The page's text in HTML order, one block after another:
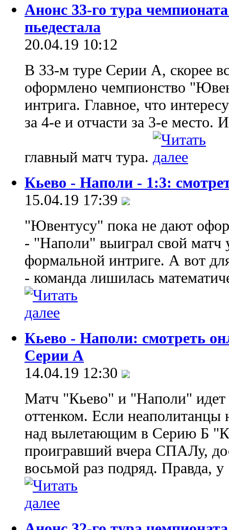
Анонс 33-го тура
пьедестала
20.04.19 10:12
В 33-м туре Серии А, скорее
оформлено чемпионство
интрига. Главное, что
за 4-е и отчасти за 3-е место.
главный матч тура.
Кьево - Наполи - 1:3:
15.04.19 17:39
"Ювентусу" пока не дают
- "Наполи" выиграл свой
формальной интриге. А вот
- команда лишилась
Кьево - Наполи: смотреть
Серии А
14.04.19 12:30
Матч "Кьево" и "Наполи" идет
оттенком. Если неаполитанцы
над вылетающим в Серию Б
проигравший вчера СПАЛу,
восьмой раз подряд. Правда,